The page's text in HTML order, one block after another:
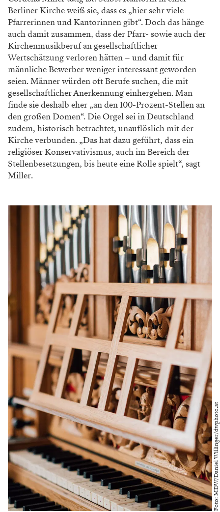
Berliner Kirche weiß sie, dass es „hier sehr viele
Pfarrerinnen und Kantorinnen gibt“. Doch das hänge
auch damit zusammen, dass der Pfarr- sowie auch der
Kirchenmusikberuf an gesellschaftlicher
Wertschätzung verloren hätten – und damit für
männliche Bewerber weniger interessant geworden
seien. Männer würden oft Berufe suchen, die mit
gesellschaftlicher Anerkennung einhergehen. Man
finde sie deshalb eher „an den 100-Prozent-Stellen an
den großen Domen“. Die Orgel sei in Deutschland
zudem, historisch betrachtet, unauflöslich mit der
Kirche verbunden. „Das hat dazu geführt, dass ein
religiöser Konservativismus, auch im Bereich der
Stellenbesetzungen, bis heute eine Rolle spielt“, sagt
Miller.
Foto: MDW/Daniel Willinger/dwphoto.at